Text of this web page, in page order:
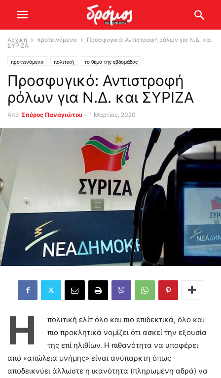
Αρχική προτεινόμενα
Προσφυγικό: Αντιστροφή ρόλων για Ν.Δ. και
ΣΥΡΙΖΑ
προτεινόμενα πολιτική το θέμα της εβδομάδας
Προσφυγικό: Αντιστροφή
ρόλων για Ν.Δ. και ΣΥΡΙΖΑ
Από Σπύρος Παναγιώτου - 1 Μαρτίου, 2020
Η
πολιτική ελίτ όλο και πιο επιδεκτικά, όλο και
πιο προκλητικά νομίζει ότι ασκεί την εξουσία
της επί ηλιθίων. Η πιθανότητα να υποφέρει
από «απώλεια μνήμης» είναι ανύπαρκτη όπως
αποδεικνύει άλλωστε η ικανότητα (πληρωμένη αδρά) να